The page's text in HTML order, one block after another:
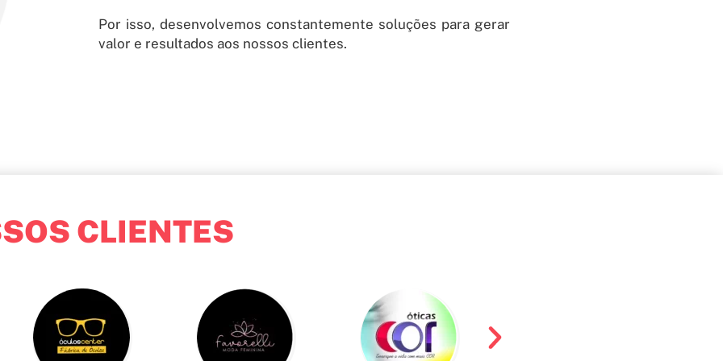
Por isso, desenvolvemos constantemente soluções para gerar
valor e resultados aos nossos clientes.
CLIENTES